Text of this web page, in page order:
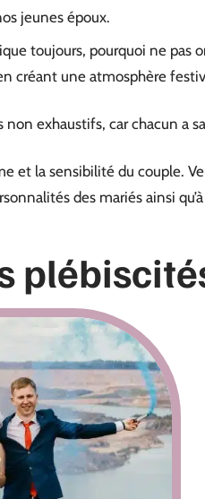
jeunes époux.
toujours, pourquoi ne pas
créant une atmosphère
non exhaustifs, car chacun a
et la sensibilité du couple.
des mariés ainsi